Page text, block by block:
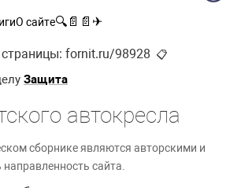
О сайте🔍 📄 📄 ✈
fornit.ru/98928 📋
Защита
автокресла
сборнике являются авторскими и
сайта.